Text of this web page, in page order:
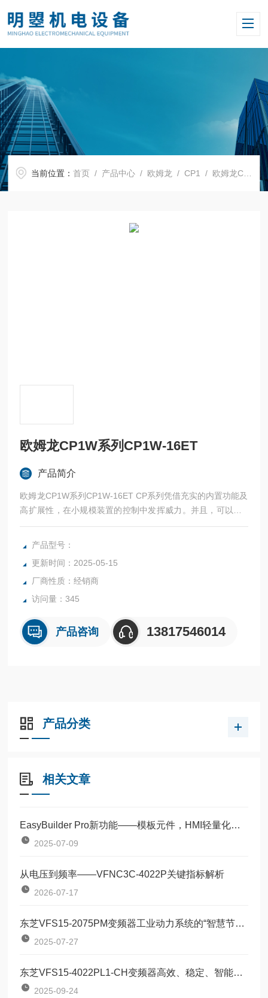
当前位置：首页 / 产品中心 / 欧姆龙 /CP1 / 欧姆龙CP1W系列CP1W-16ET
欧姆龙CP1W系列CP1W-16ET
产品简介
欧姆龙CP1W系列CP1W-16ET CP系列凭借充实的内置功能及
高扩展性，在小规模装置的控制中发挥威力。并且，可以从C
PU的丰富产品中选择合适的机型。
产品型号：
更新时间：2025-05-15
厂商性质：经销商
访问量：345
产品咨询 13817546014
产品分类
相关文章
EasyBuilder Pro新功能——模板元件，HMI轻量化编程
2025-07-09
从电压到频率——VFNC3C-4022P关键指标解析
2026-07-17
东芝VFS15-2075PM变频器工业动力系统的“智慧节能引擎”
2025-07-27
东芝VFS15-4022PL1-CH变频器高效、稳定、智能的工业动力核心
2025-09-24